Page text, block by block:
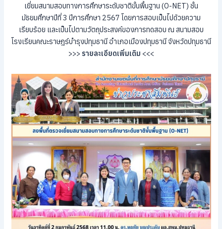
เยี่ยมสนามสอบทางการศึกษาระดับชาติขั้นพื้นฐาน (O-NET) ชั้น
มัธยมศึกษาปีที่ 3 ปีการศึกษา 2567 โดยการสอบเป็นไปด้วยความ
เรียบร้อย และเป็นไปตามวัตถุประสงค์ของการทดสอบ ณ สนามสอบ
โรงเรียนคณะราษฎร์บำรุงปทุมธานี อำเภอเมืองปทุมธานี จังหวัดปทุมธานี
>>> รายละเอียดเพิ่มเติม <<<